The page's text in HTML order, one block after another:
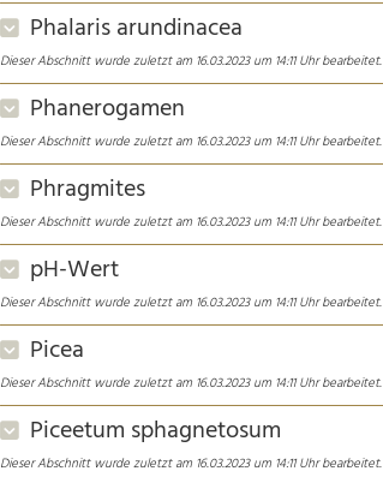
Phalaris arundinacea
Dieser Abschnitt wurde zuletzt am 16.03.2023 um 14:11 Uhr bearbeitet.
Phanerogamen
Dieser Abschnitt wurde zuletzt am 16.03.2023 um 14:11 Uhr bearbeitet.
Phragmites
Dieser Abschnitt wurde zuletzt am 16.03.2023 um 14:11 Uhr bearbeitet.
pH-Wert
Dieser Abschnitt wurde zuletzt am 16.03.2023 um 14:11 Uhr bearbeitet.
Picea
Dieser Abschnitt wurde zuletzt am 16.03.2023 um 14:11 Uhr bearbeitet.
Piceetum sphagnetosum
Dieser Abschnitt wurde zuletzt am 16.03.2023 um 14:11 Uhr bearbeitet.